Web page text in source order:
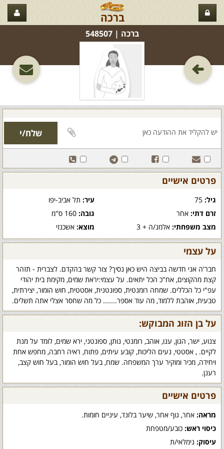
ברכה
ברכה‏ | 548507
פרטים אישיים
גיל: עיר:תל אביב-יפו
זרם דתי: אחר גובה:160 ס"מ
מצב משפחתי: אלמנ/ה + 3 מוצא:אשכנזי
על עצמי
חבר'ה אני חדשה בביצה היש כאן נסיך? צור קשר בהקדם. לצברית - תזהר
קצת מהקוצים, אח"כ הכל יתאים. על עצמי:יראת שמים, מקימת בית יהודי
עפ"י כל הכללים. שמחה רומנטית, ספונטנית, אסטטית, חוש הומור, יצירתית,
טבעית, אוהבת ללמוד, מה עוד אספר....... כל מה שחסר אצלי אתה תשלים.
על בן הזוג המבוקש:
צנוע, ישר, הגון, ענו, אוהב, רומנטי, נותן, ספונטני, ירא שמים, לומד על מנת
לקיים. , אסטטי, נעים הליכות, קובע עיתים, פתוח, ראיה רחבה, מחפש אחת
ויחידה, מכיר ומוקיר ערך המשפחה. שמח, בעל חוש הומור, בעל חוש קצב,
רענן.
פרטים אישיים
מראה: אחר, גוף אחר, שיער בלונד, עיניים חומות.
כיסוי ראש: כובע/מטפחת
עיסוק: גימלאי/ת